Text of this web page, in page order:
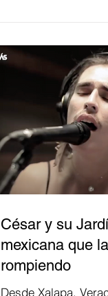
César y su
mexicana que
rompiendo
Desde Xalapa,